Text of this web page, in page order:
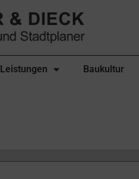
Leistungen Baukultur